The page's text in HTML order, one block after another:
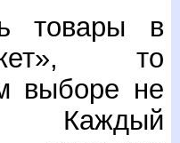
товары в
то
выборе не
Каждый